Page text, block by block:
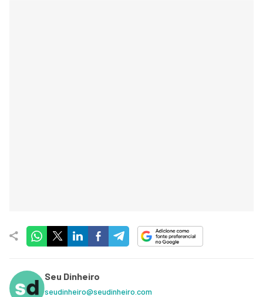
Seu Dinheiro
seudinheiro@seudinheiro.com